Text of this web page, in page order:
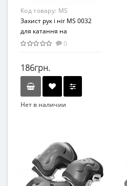
Код товару: MS
0032(White)
Захист рук і ніг MS 0032
для катання на
велосипеді, роликах,
0
186грн.
Нет в наличии
Аксессуары
Материал
Комбинированный